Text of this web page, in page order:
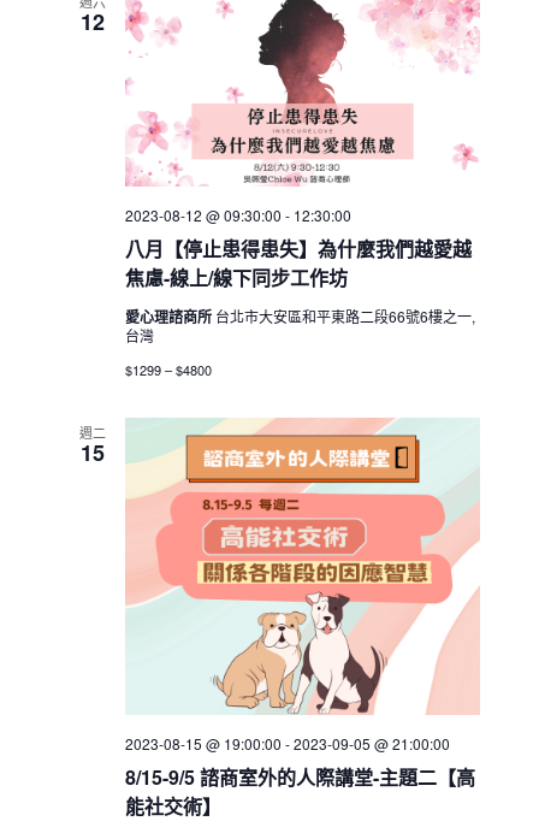
12
八月【停止患得患失】為什麼我們越愛越
焦慮-線上/線下同步工作坊
2023-08-12 @ 09:30:00 - 12:30:00
愛心理諮商所 台北市大安區和平東路二段66號6樓之一,
台灣
$1299 – $4800
週二
15
8/15-9/5 諮商室外的人際講堂-主題二【高
能社交術】
2023-08-15 @ 19:00:00 -2023-09-05 @ 21:00:00